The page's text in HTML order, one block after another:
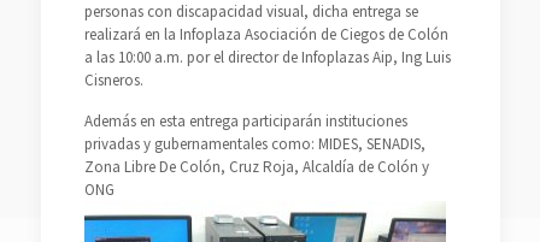
personas con discapacidad visual, dicha entrega se
realizará en la Infoplaza Asociación de Ciegos de Colón
a las 10:00 a.m. por el director de Infoplazas Aip, Ing Luis
Cisneros.
Además en esta entrega participarán instituciones
privadas y gubernamentales como: MIDES, SENADIS,
Zona Libre De Colón, Cruz Roja, Alcaldía de Colón y
ONG